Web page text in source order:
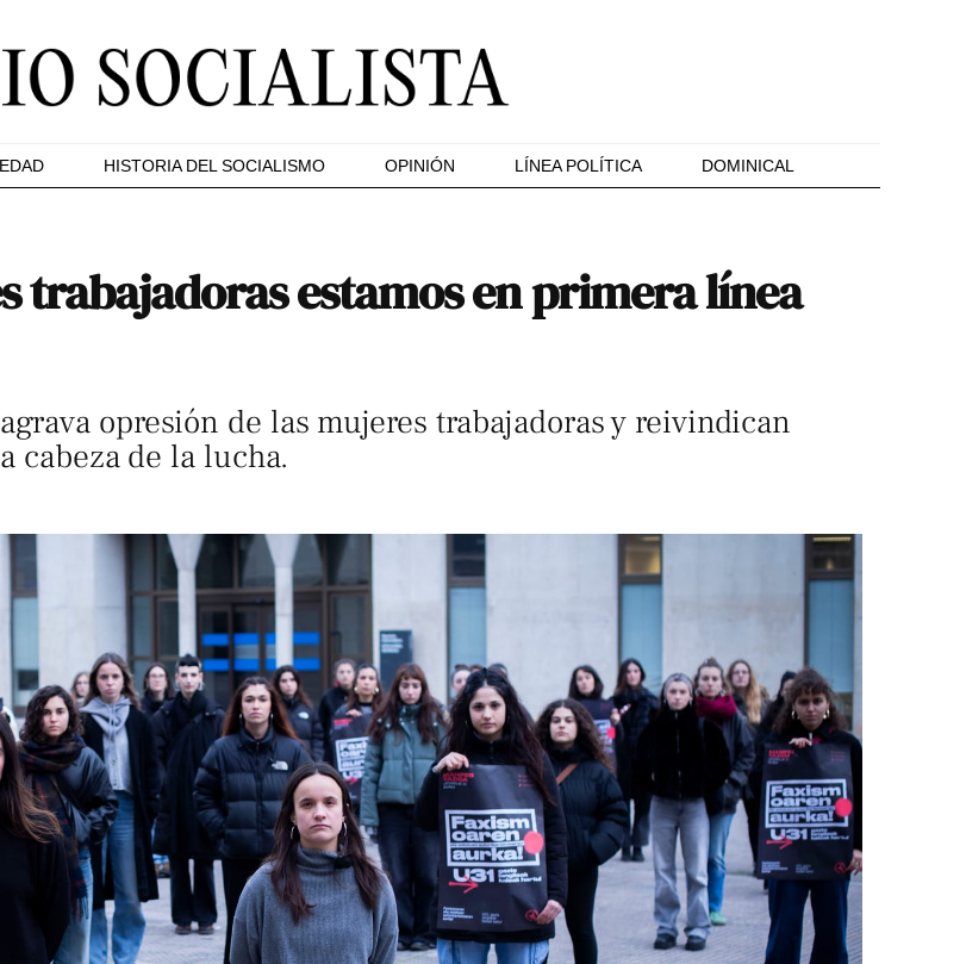
HISTORIA DEL SOCIALISMO OPINIÓN LÍNEA POLÍTICA DOMINICAL
trabajadoras estamos en primera línea
opresión de las mujeres trabajadoras y reivindican
cabeza de la lucha.